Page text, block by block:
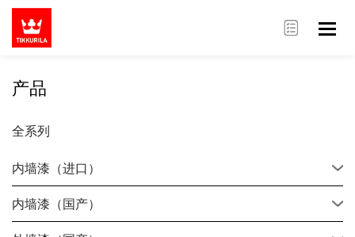
产品
全系列
内墙漆（进口）
内墙漆（国产）